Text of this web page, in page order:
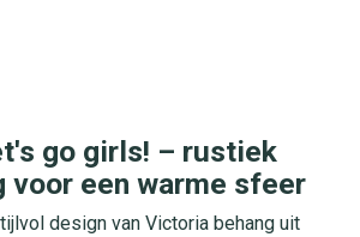
go girls! – rustiek
voor een warme sfeer
design van Victoria behang uit